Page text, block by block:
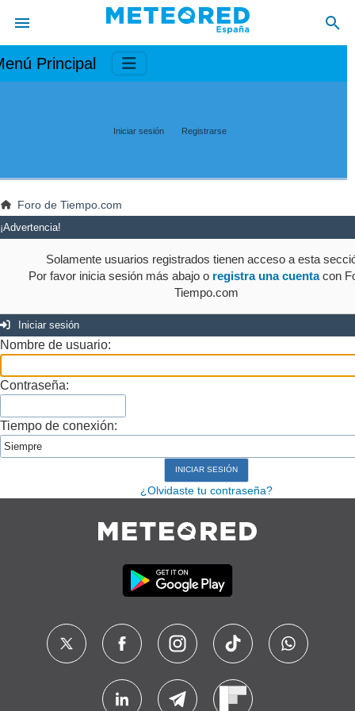
Principal
Iniciar sesión Registrarse
Foro de Tiempo.com
¡Advertencia!
Solamente usuarios registrados tienen acceso a esta
Por favor inicia sesión más abajo o registra una cuentacon
Tiempo.com
Iniciar sesión
Nombre de usuario:
Contraseña:
Tiempo de conexión:
¿Olvidaste tu contraseña?